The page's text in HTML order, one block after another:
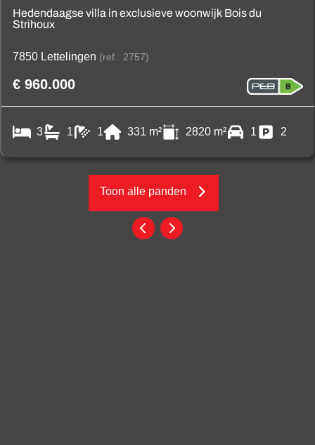
Hedendaagse villa in exclusieve woonwijk Bois du
Strihoux
7850 Lettelingen (ref. 2757)
€ 960.000
3 1 1 331 m² 2820 m² 1 2
Toon alle panden